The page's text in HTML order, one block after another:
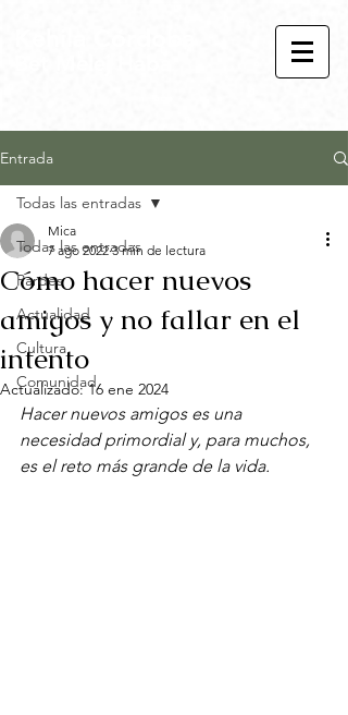
Entrada
Todas las entradas
Pardes
Actualidad
Cultura
Comunidad
Todas las entradas
Cómo hacer nuevos
amigos y no fallar en el
intento
Mica
7 ago 2022 3 min de lectura
Actualizado:16 ene 2024
Hacer nuevos amigos es una
necesidad primordial y, para muchos,
es el reto más grande de la vida.